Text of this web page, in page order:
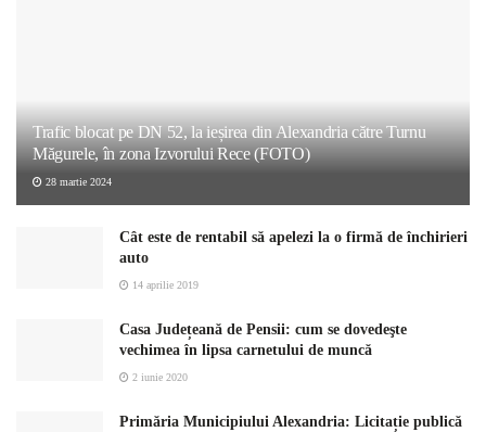
Trafic blocat pe DN 52, la ieșirea din Alexandria către Turnu
Măgurele, în zona Izvorului Rece (FOTO)
28 martie 2024
Cât este de rentabil să apelezi la o firmă de închirieri
auto
14 aprilie 2019
Casa Județeană de Pensii: cum se dovedeşte
vechimea în lipsa carnetului de muncă
2 iunie 2020
Primăria Municipiului Alexandria: Licitație publică